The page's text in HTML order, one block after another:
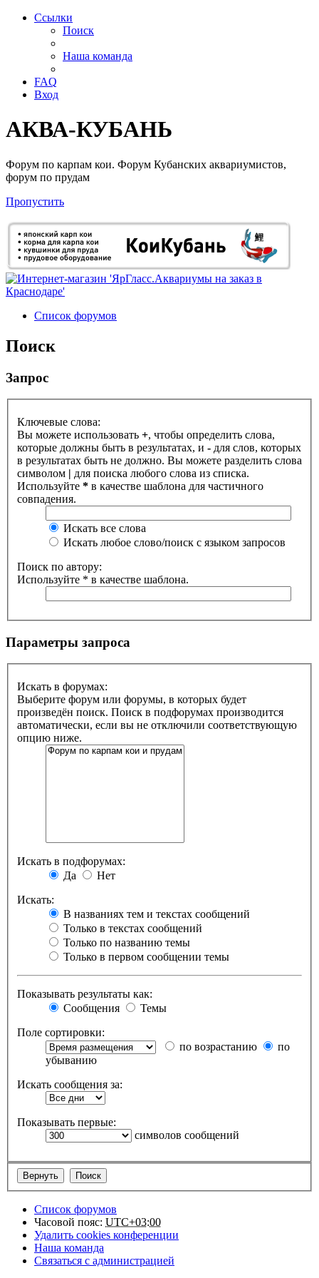
Ссылки
Поиск
Наша команда
FAQ
Вход
АКВА-КУБАНЬ
Форум по карпам кои. Форум Кубанских аквариумистов,
форум по прудам
Пропустить
Список форумов
Поиск
Запрос
Ключевые слова:
Вы можете использовать +, чтобы определить слова,
которые должны быть в результатах, и - для слов, которых
в результатах быть не должно. Вы можете разделить слова
символом | для поиска любого слова из списка.
Используйте * в качестве шаблона для частичного
совпадения.
Искать все слова
Искать любое слово/поиск с языком запросов
Поиск по автору:
Используйте * в качестве шаблона.
Параметры запроса
Искать в форумах:
Выберите форум или форумы, в которых будет
произведён поиск. Поиск в подфорумах производится
автоматически, если вы не отключили соответствующую
опцию ниже.
Искать в подфорумах:
Да
Нет
Искать:
В названиях тем и текстах сообщений
Только в текстах сообщений
Только по названию темы
Только в первом сообщении темы
Показывать результаты как:
Сообщения
Темы
Поле сортировки:
по возрастанию
по
убыванию
Искать сообщения за:
Показывать первые:
символов сообщений
Список форумов
Часовой пояс: UTC+03:00
Удалить cookies конференции
Наша команда
Связаться с администрацией